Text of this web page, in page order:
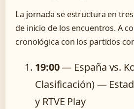
La jornada se estructura en
de inicio de los encuentros. A
cronológica con los partidos
19:00— España vs.
Clasificación) —
y RTVE Play